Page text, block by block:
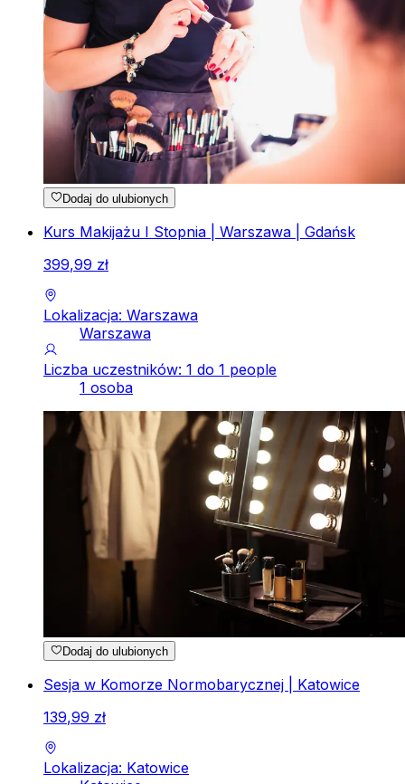
Dodaj do ulubionych
Kurs Makijażu I Stopnia | Warszawa | Gdańsk
399,99 zł
Lokalizacja: Warszawa
Warszawa
Liczba uczestników: 1 do 1 people
1 osoba
Dodaj do ulubionych
Sesja w Komorze Normobarycznej | Katowice
139,99 zł
Lokalizacja: Katowice